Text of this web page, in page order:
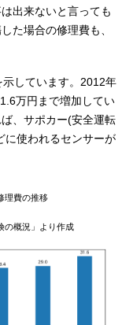
出来ないと言っても
た場合の修理費も、
しています。2012年
万円まで増加してい
、サポカー(安全運転
に使われるセンサーが
理費の推移
の概況」より作成